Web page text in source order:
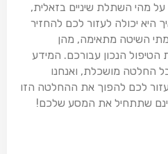
מהי השתלת שיניים בזאלית,
היא יכולה לעזור לכם להחזיר
השיטה מתאימה, מהן
הנכון עבורכם. המידע
החלטה מושכלת, ואנחנו
כאן כדי לעזור לכם להפוך את ההחלטה הזו
שתתחיל את המסע שלכם!